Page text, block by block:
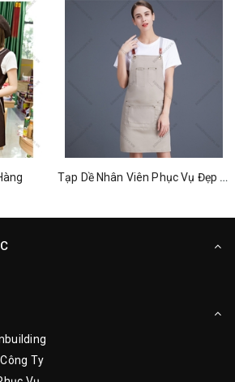
Tạp Dề Nhân Viên Phục Vụ Đẹp Nhất
Ty